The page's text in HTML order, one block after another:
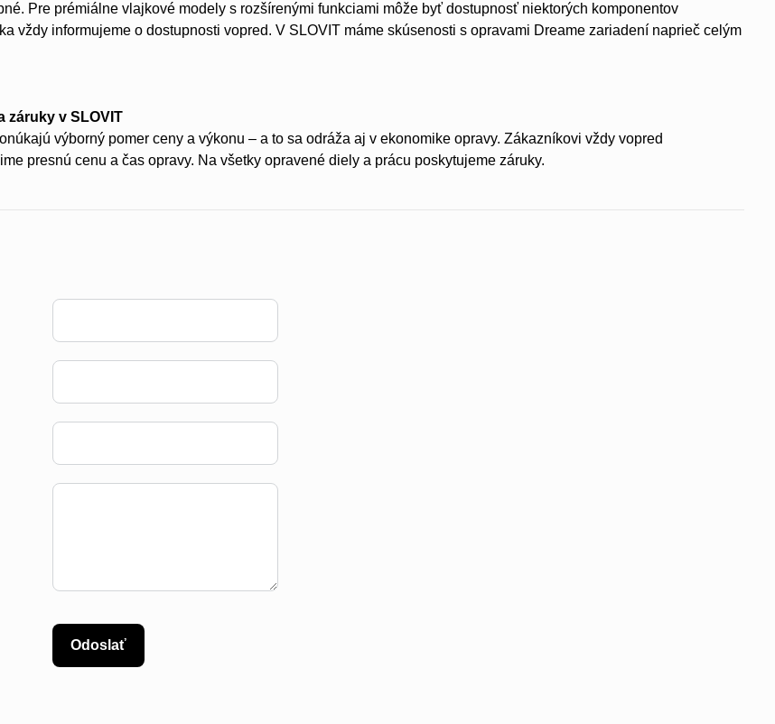
Pre prémiálne vlajkové modely s rozšírenými funkciami môže byť dostupnosť niektorých komponentov
vždy informujeme o dostupnosti vopred. V SLOVIT máme skúsenosti s opravami Dreame zariadení naprieč celým
záruky v SLOVIT
výborný pomer ceny a výkonu – a to sa odráža aj v ekonomike opravy. Zákazníkovi vždy vopred
presnú cenu a čas opravy. Na všetky opravené diely a prácu poskytujeme záruky.
Odoslať